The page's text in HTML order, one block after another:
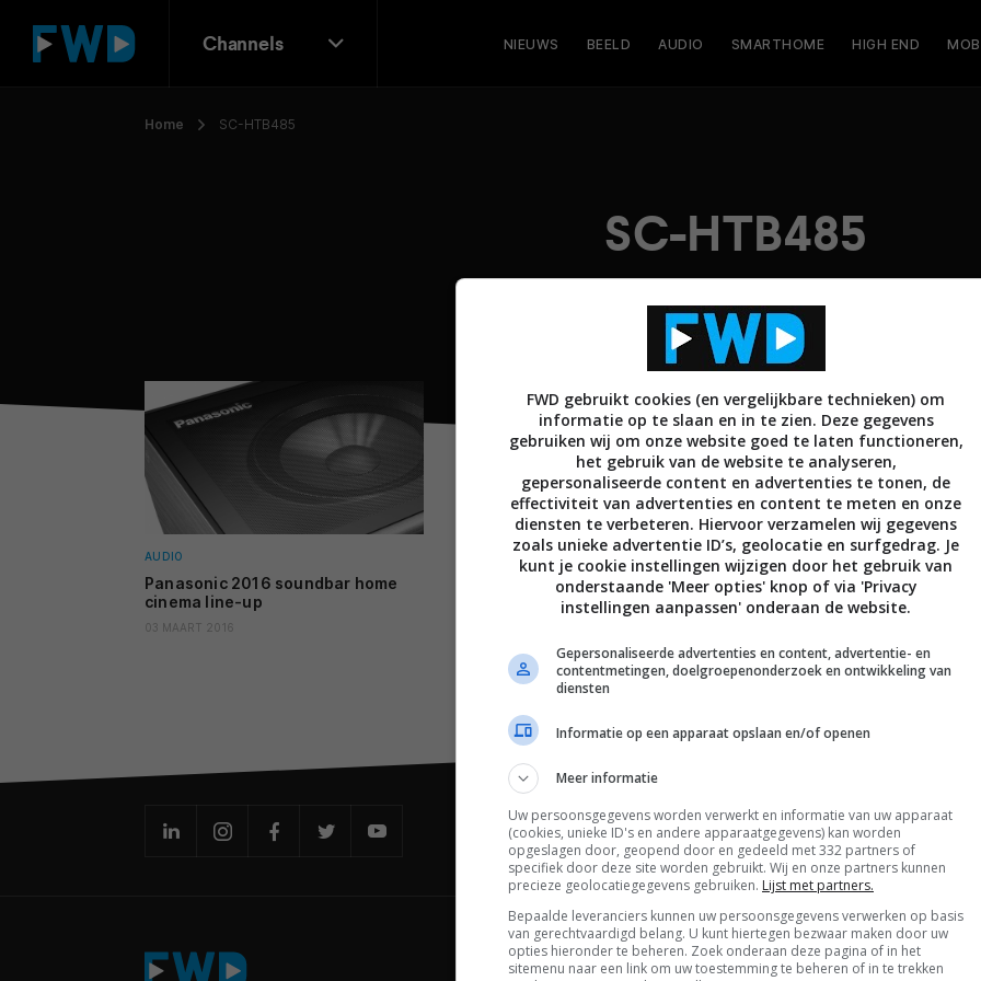
Channels NIEUWS BEELD AUDIO SMARTHOME HIGH END
Home SC-HTB485
SC-HTB485
AUDIO
Panasonic 2016 soundbar home
cinema line-up
03 MAART 2016
De laatste updates in je mailbox
Channels
FWD gebruikt cookies (en vergelijkbare technieken) om
informatie op te slaan en in te zien. Deze gegevens
gebruiken wij om onze website goed te laten functioneren,
het gebruik van de website te analyseren,
gepersonaliseerde content en advertenties te tonen, de
effectiviteit van advertenties en content te meten en onze
diensten te verbeteren. Hiervoor verzamelen wij gegevens
zoals unieke advertentie ID’s, geolocatie en surfgedrag. Je
kunt je cookie instellingen wijzigen door het gebruik van
onderstaande 'Meer opties' knop of via 'Privacy
instellingen aanpassen' onderaan de website.
Gepersonaliseerde advertenties en content, advertentie- en
contentmetingen, doelgroepenonderzoek en ontwikkeling van
diensten
Informatie op een apparaat opslaan en/of openen
Meer informatie
Uw persoonsgegevens worden verwerkt en informatie van uw apparaat
(cookies, unieke ID's en andere apparaatgegevens) kan worden
opgeslagen door, geopend door en gedeeld met 332 partners of
specifiek door deze site worden gebruikt. Wij en onze partners kunnen
precieze geolocatiegegevens gebruiken. Lijst met partners.
Bepaalde leveranciers kunnen uw persoonsgegevens verwerken op basis
van gerechtvaardigd belang. U kunt hiertegen bezwaar maken door uw
opties hieronder te beheren. Zoek onderaan deze pagina of in het
sitemenu naar een link om uw toestemming te beheren of in te trekken